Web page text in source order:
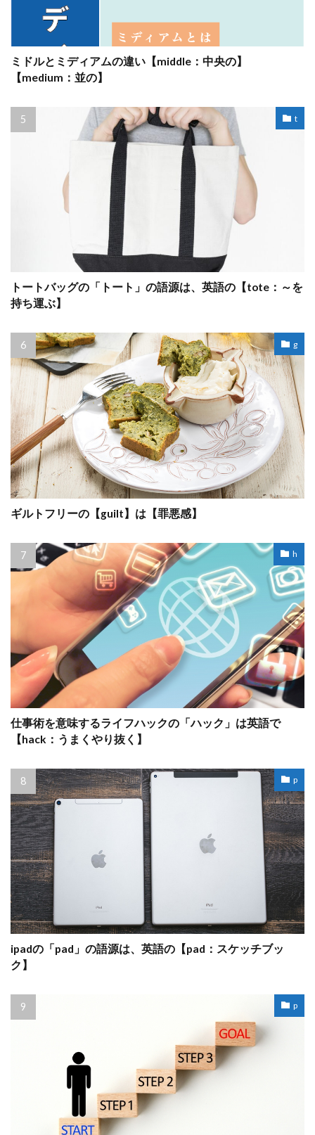
ミドルとミディアムの違い【middle：中央の】
【medium：並の】
t
トートバッグの「トート」の語源は、英語の【tote：～を
持ち運ぶ】
g
ギルトフリーの【guilt】は【罪悪感】
h
仕事術を意味するライフハックの「ハック」は英語で
【hack：うまくやり抜く】
p
ipadの「pad」の語源は、英語の【pad：スケッチブッ
ク】
p